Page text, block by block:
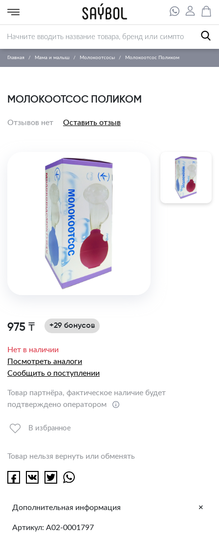
Главная Мама и малыш Молокоотсосы Молокоотсос Поликом
МОЛОКООТСОС ПОЛИКОМ
Отзывов нет Оставить отзыв
975 ₸ +29 бонусов
Нет в наличии
Посмотреть аналоги
Сообщить о поступлении
Товар партнёра, фактическое наличие будет
подтверждено оператором
В избранное
Товар нельзя вернуть или обменять
Дополнительная информация +
Артикул: A02-0001797